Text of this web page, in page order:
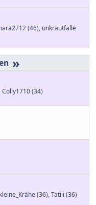
(46), unkrautfalle
»
,Colly1710(34)
kleine_Krähe(36),Tatiii (36)